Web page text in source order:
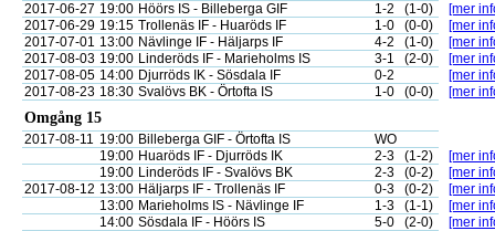
2017-06-27 19:00 Höörs IS - Billeberga GIF 1-2 (1-0)
[mer
2017-06-29 19:15 Trollenäs IF - Huaröds IF 1-0 (0-0)
[mer
2017-07-01 13:00 Nävlinge IF - Häljarps IF 4-2 (1-0)
[mer
2017-08-03 19:00 Linderöds IF - Marieholms IS 3-1 (2-0)
[mer
2017-08-05 14:00 Djurröds IK - Sösdala IF 0-2
[mer
2017-08-23 18:30 Svalövs BK - Örtofta IS 1-0 (0-0) [mer
Omgång 15
2017-08-11 19:00 Billeberga GIF - Örtofta IS
WO
19:00 Huaröds IF - Djurröds IK 2-3 (1-2)
[mer
19:00 Linderöds IF - Svalövs BK 2-3 (0-2)
[mer
2017-08-12 13:00 Häljarps IF - Trollenäs IF 0-3 (0-2)
[mer
13:00 Marieholms IS - Nävlinge IF 1-3 (1-1)
[mer
14:00 Sösdala IF - Höörs IS 5-0 (2-0) [mer